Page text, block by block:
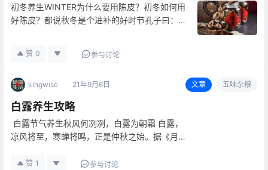
初冬养生WINTER为什么要用陈皮？初冬如何用
好陈皮？都说秋冬是个进补的好时节孔子曰：食
同源的食材来调理身体 新会陈皮便是个很好的
赞 0 参与讨论
kingwise 21年9月6日 文章 五味杂粮
白露养生攻略
白露节气养生秋风何冽冽，白露为朝霜 白露，
凉风将至，寒蝉将鸣，正是仲秋之始。据《月令
属金，金色白，白者露之色，而气始寒也。”白
赞 1 参与讨论